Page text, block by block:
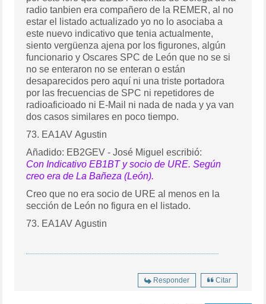
radio tanbien era compañero de la REMER, al no
estar el listado actualizado yo no lo asociaba a
este nuevo indicativo que tenia actualmente,
siento vergüenza ajena por los figurones, algún
funcionario y Oscares SPC de León que no se si
no se enteraron no se enteran o están
desaparecidos pero aquí ni una triste portadora
por las frecuencias de SPC ni repetidores de
radioaficioado ni E-Mail ni nada de nada y ya van
dos casos similares en poco tiempo.
73. EA1AV Agustin
Añadido: EB2GEV - José Miguel escribió:
Con Indicativo EB1BT y socio de URE. Según
creo era de La Bañeza (León).
Creo que no era socio de URE al menos en la
sección de León no figura en el listado.
73. EA1AV Agustin
Responder Citar